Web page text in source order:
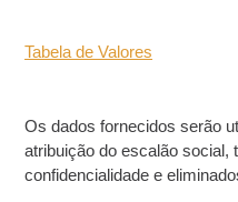
Tabela de Valores
Os dados fornecidos serão
atribuição do escalão social,
confidencialidade e